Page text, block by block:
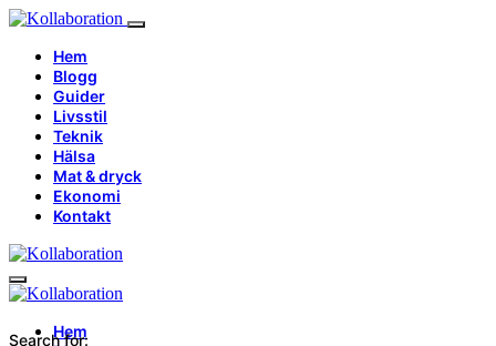
Hem
Blogg
Guider
Livsstil
Teknik
Hälsa
Mat & dryck
Ekonomi
Kontakt
Hem
Search for: